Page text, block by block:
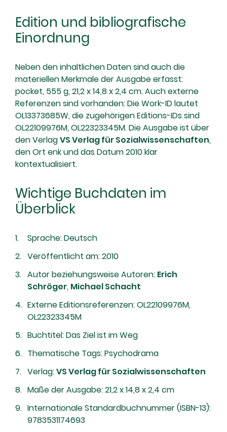
Edition und bibliografische
Einordnung
Neben den inhaltlichen Daten sind auch die
materiellen Merkmale der Ausgabe erfasst:
pocket, 555 g, 21,2 x 14,8 x 2,4 cm. Auch externe
Referenzen sind vorhanden: Die Work-ID lautet
OL13373685W, die zugehörigen Editions-IDs sind
OL22109976M, OL22323345M. Die Ausgabe ist über
den VerlagVS Verlag für Sozialwissenschaften,
den Ort enk und das Datum 2010 klar
kontextualisiert.
Wichtige Buchdaten im
Überblick
Sprache: Deutsch
Veröffentlicht am: 2010
Autor beziehungsweise Autoren: Erich
Schröger, Michael Schacht
Externe Editionsreferenzen: OL22109976M,
OL22323345M
Buchtitel: Das Ziel ist im Weg
Thematische Tags: Psychodrama
Verlag:VS Verlag für Sozialwissenschaften
Maße der Ausgabe: 21,2 x 14,8 x 2,4 cm
Internationale Standardbuchnummer (ISBN-13):
9783531174693